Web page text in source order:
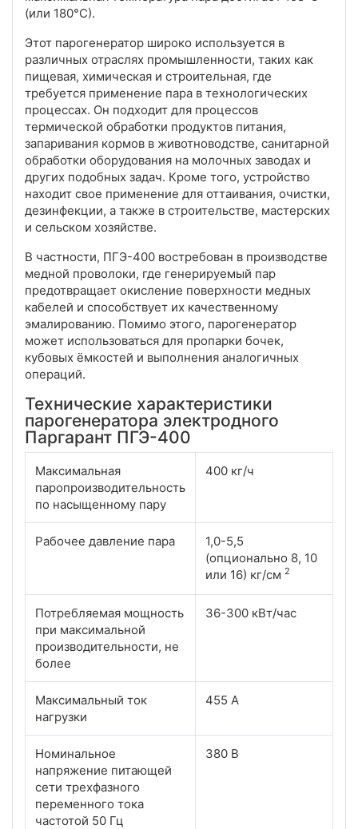
(или 180°С).
Этот парогенератор широко используется в
различных отраслях промышленности, таких как
пищевая, химическая и строительная, где
требуется применение пара в технологических
процессах. Он подходит для процессов
термической обработки продуктов питания,
запаривания кормов в животноводстве, санитарной
обработки оборудования на молочных заводах и
других подобных задач. Кроме того, устройство
находит свое применение для оттаивания, очистки,
дезинфекции, а также в строительстве, мастерских
и сельском хозяйстве.
В частности, ПГЭ-400 востребован в производстве
медной проволоки, где генерируемый пар
предотвращает окисление поверхности медных
кабелей и способствует их качественному
эмалированию. Помимо этого, парогенератор
может использоваться для пропарки бочек,
кубовых ёмкостей и выполнения аналогичных
операций.
Технические характеристики
парогенератора электродного
Паргарант ПГЭ-400
Максимальная
паропроизводительность
по насыщенному пару
400 кг/ч
Рабочее давление пара
1,0-5,5
(опционально 8, 10
или 16) кг/см 2
Потребляемая мощность
при максимальной
производительности, не
более
36-300 кВт/час
Максимальный ток
нагрузки
455 А
Номинальное
напряжение питающей
сети трехфазного
переменного тока
частотой 50 Гц
380 В